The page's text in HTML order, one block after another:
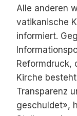
Alle anderen
vatikanische
informiert.
Reformdruck,
Kirche
Transparenz
geschuldet»,